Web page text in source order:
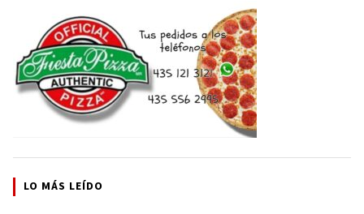
LO MÁS LEÍDO